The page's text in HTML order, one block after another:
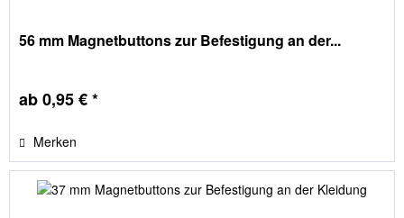
56 mm Magnetbuttons zur Befestigung an der...
ab 0,95 € *
Merken